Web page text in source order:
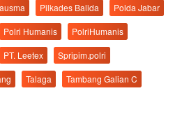
Pilkades Balida
Polda Jabar
Polri Humanis
PolriHumanis
PT. Leetex
Spripim.polri
Talaga
Tambang Galian C